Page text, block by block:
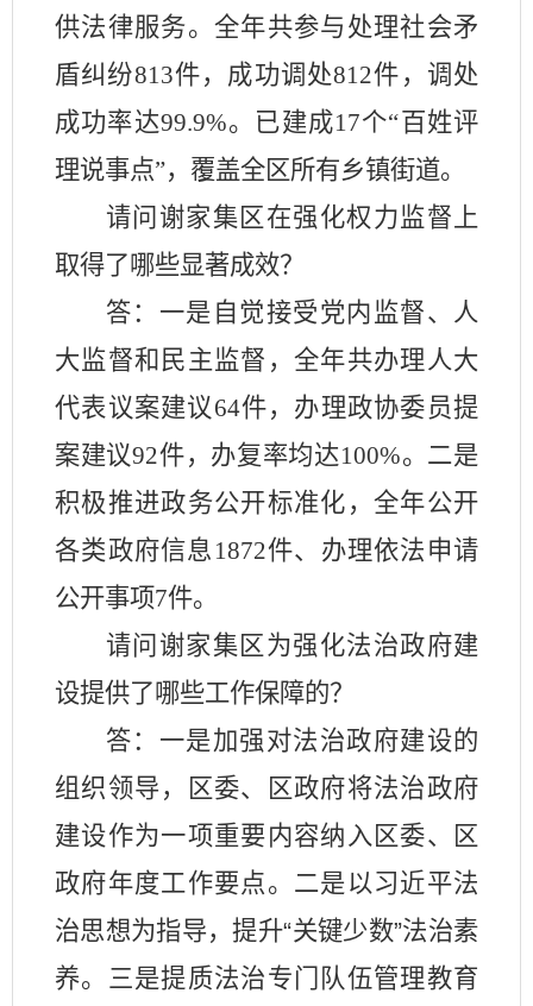
供法律服务。 全年共参与处理社会矛
盾纠纷813件，成功调处812件，调处
成功率达99.9%。已建成17个“百姓评
理说事点”，覆盖全区所有乡镇街道。
请问谢家集区在强化权力监督上
取得了哪些显著成效？
答： 一是自觉接受党内监督、人
大监督和民主监督，全年共办理人大
代表议案建议 64件，办理政协委员提
案建议92件，办复率均达100%。二是
积极推进政务公开标准化，全年公开
各类政府信息1872件、办理依法申请
公开事项7件。
请问 谢家集区为强化法治政府建
设提供了哪些工作保障的？
答： 一是加强对法治政府建设的
组织领导，
区委、区政府将法治政府
建设作为一项重要内容纳入区委、区
政府年度工作要点。 二是 以习近平法
治思想为指导，提升“关键少数”法治素
养。 三是提质法治专门队伍管理教育